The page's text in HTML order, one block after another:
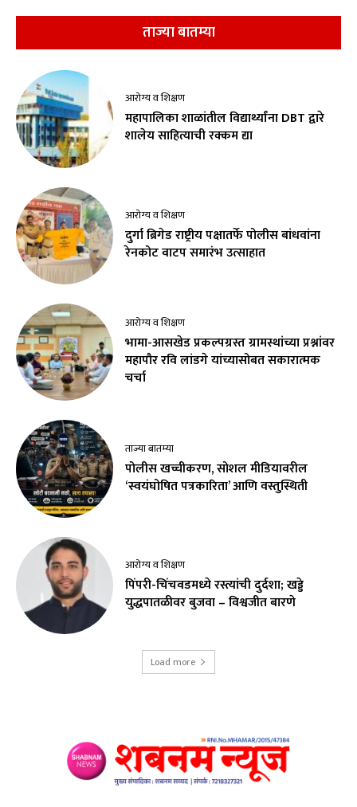
ताज्या बातम्या
आरोग्य व शिक्षण
महापालिका शाळांतील विद्यार्थ्यांना DBT द्वारे
शालेय साहित्याची रक्कम द्या
आरोग्य व शिक्षण
दुर्गा ब्रिगेड राष्ट्रीय पक्षातर्फे पोलीस बांधवांना
रेनकोट वाटप समारंभ उत्साहात
आरोग्य व शिक्षण
भामा-आसखेड प्रकल्पग्रस्त ग्रामस्थांच्या प्रश्नांवर
महापौर रवि लांडगे यांच्यासोबत सकारात्मक
चर्चा
ताज्या बातम्या
पोलीस खच्चीकरण, सोशल मीडियावरील
‘स्वयंघोषित पत्रकारिता’ आणि वस्तुस्थिती
आरोग्य व शिक्षण
पिंपरी-चिंचवडमध्ये रस्त्यांची दुर्दशा; खड्डे
युद्धपातळीवर बुजवा – विश्वजीत बारणे
Load more